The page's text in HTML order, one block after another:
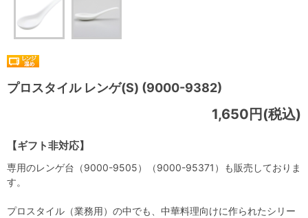
プロスタイル レンゲ(S) (9000-9382)
【ギフト非対応】
1,650円(税込)
専用のレンゲ台（9000-9505）（9000-95371）も販売しておりま
す。
プロスタイル（業務用）の中でも、中華料理向けに作られたシリー